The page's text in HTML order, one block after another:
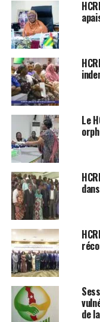
Le
de